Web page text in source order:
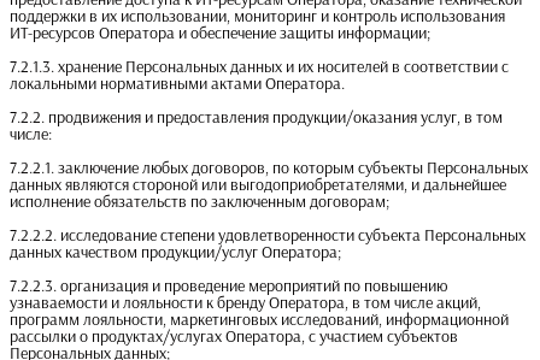
поддержки в их использовании, мониторинг и контроль использования
ИТ-ресурсов Оператора и обеспечение защиты информации;
7.2.1.3. хранение Персональных данных и их носителей в соответствии с
локальными нормативными актами Оператора.
7.2.2. продвижения и предоставления продукции/оказания услуг, в том
числе:
7.2.2.1. заключение любых договоров, по которым субъекты Персональных
данных являются стороной или выгодоприобретателями, и дальнейшее
исполнение обязательств по заключенным договорам;
7.2.2.2. исследование степени удовлетворенности субъекта Персональных
данных качеством продукции/услуг Оператора;
7.2.2.3. организация и проведение мероприятий по повышению
узнаваемости и лояльности к бренду Оператора, в том числе акций,
программ лояльности, маркетинговых исследований, информационной
рассылки о продуктах/услугах Оператора, с участием субъектов
Персональных данных;